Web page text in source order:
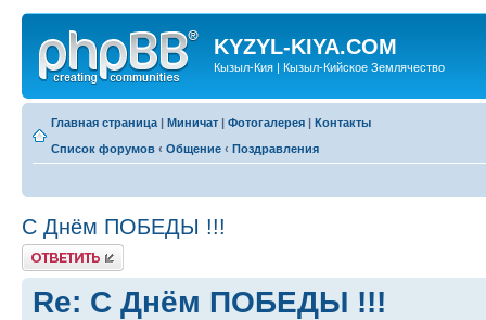
KYZYL-KIYA.COM
Кызыл-Кия | Кызыл-Кийское Землячество
Главная страница | Миничат | Фотогалерея | Контакты
Список форумов ‹ Общение ‹ Поздравления
С Днём ПОБЕДЫ !!!
Ответить
Re: С Днём ПОБЕДЫ !!!